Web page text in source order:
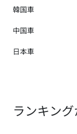
ビュイック
マーキュリー
ハマー
テスラ
モーガン
ケータハム
DSオートモビル
韓国車
中国車
日本車
ランキン